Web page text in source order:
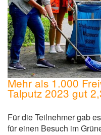
Mehr als 1.000
Talputz 2023 gut
Für die Teilnehmer gab
für einen Besuch im